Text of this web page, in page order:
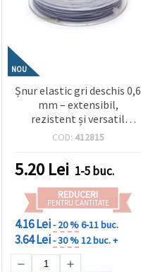
NOU
Șnur elastic gri deschis 0,6
mm – extensibil,
rezistent și versatil
pentru bijuterii, craft și
COD: 412815
5.20 Lei 1-5 buc.
REDUCERI
PENTRU CANTITATE
4.16 Lei- 20 %6-11 buc.
3.64 Lei- 30 %12 buc. +